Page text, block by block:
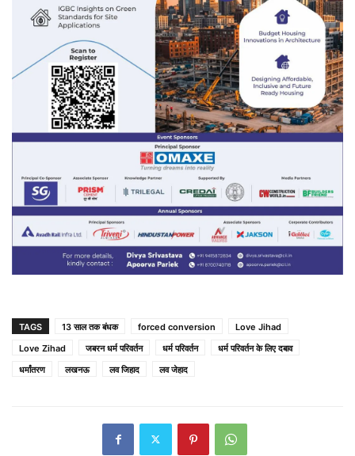
TAGS 13 साल तक बंधक forced conversion
Love Jihad
Love Zihad
जबरन धर्म परिवर्तन धर्म परिवर्तन
धर्म परिवर्तन के लिए दबाव
धर्मांतरण
लखनऊ लव जिहाद लव जेहाद